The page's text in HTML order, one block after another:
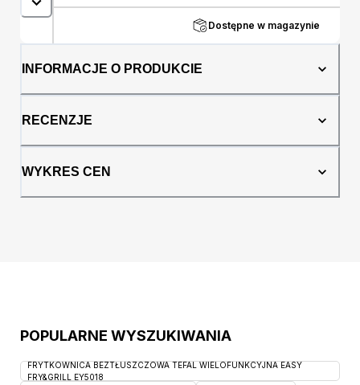
łatwość użytkowania oraz długowieczność i
stabilność konstrukcji. Obicie z tkaniny
Abriamo nie tylko dodaje tekstury i głębi
w dotyku, co sprawia, że każda chwila
spędzona w łóżku jest czystą przyjemnością.
niezrównaną jakość i estetykę, która odmieni
Twoją sypialnię. Szczegóły produktu:
podnośniki sprężynowe, nóżki 2 cm,
dostępne w trzech wymiarach, materac nie
Dostępne w magazynie
INFORMACJE O PRODUKCIE
RECENZJE
WYKRES CEN
POPULARNE WYSZUKIWANIA
FRYTKOWNICA BEZTŁUSZCZOWA TEFAL WIELOFUNKCYJNA EASY
FRY&GRILL EY5018